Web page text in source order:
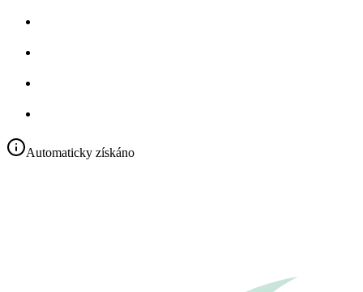
Automaticky získáno